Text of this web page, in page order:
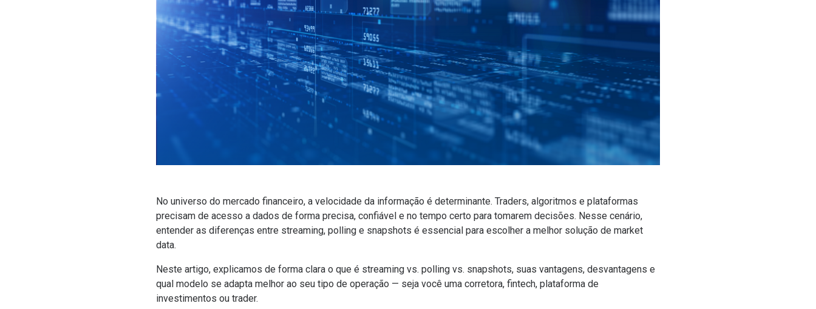
No universo do mercado financeiro, a velocidade da informação é determinante. Traders, algoritmos e plataformas
precisam de acesso a dados de forma precisa, confiável e no tempo certo para tomarem decisões. Nesse cenário,
entender as diferenças entre streaming, polling e snapshots é essencial para escolher a melhor solução de market
data.
Neste artigo, explicamos de forma clara o que é streaming vs. polling vs. snapshots, suas vantagens, desvantagens e
qual modelo se adapta melhor ao seu tipo de operação — seja você uma corretora, fintech, plataforma de
investimentos ou trader.